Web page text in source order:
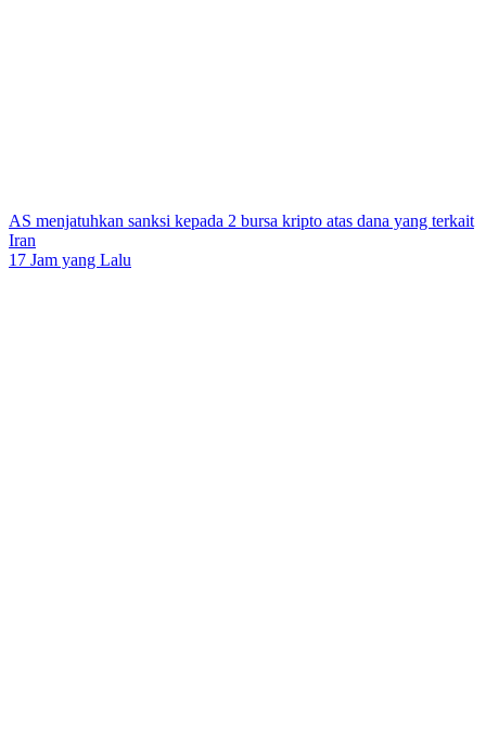
AS menjatuhkan sanksi kepada 2 bursa kripto atas dana yang terkait
Iran
17 Jam yang Lalu